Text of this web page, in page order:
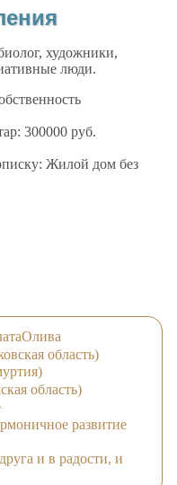
художники,
люди.
300000 руб.
Жилой дом без
область)
область)
развитие
и в радости, и